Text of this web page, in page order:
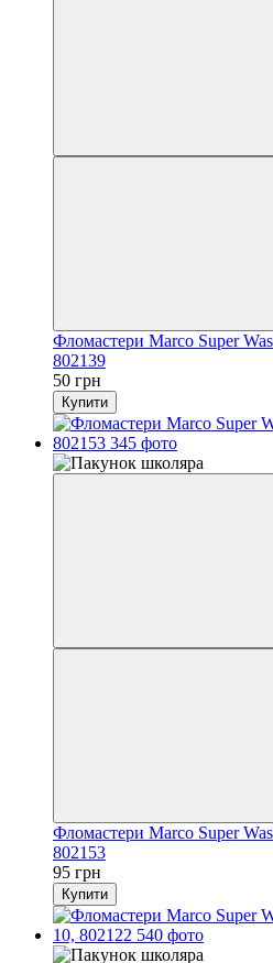
Фломастери Marco Super
802139
50 грн
Купити
Фломастери Marco Super
802153
95 грн
Купити